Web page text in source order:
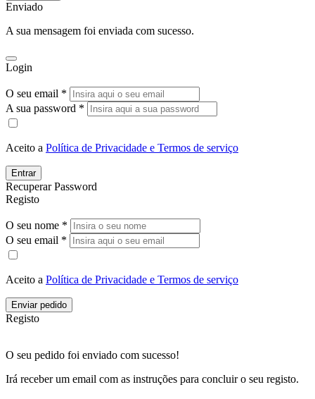
Enviado
A sua mensagem foi enviada com sucesso.
Login
O seu email *
A sua password *
Aceito a Política de Privacidade e Termos de serviço
Entrar
Recuperar Password
Registo
O seu nome *
O seu email *
Aceito a Política de Privacidade e Termos de serviço
Enviar pedido
Registo
O seu pedido foi enviado com sucesso!
Irá receber um email com as instruções para concluir o seu registo.